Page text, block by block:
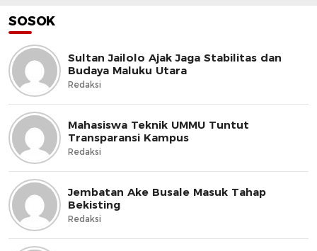
SOSOK
Sultan Jailolo Ajak Jaga Stabilitas dan
Budaya Maluku Utara
Redaksi
Mahasiswa Teknik UMMU Tuntut
Transparansi Kampus
Redaksi
Jembatan Ake Busale Masuk Tahap
Bekisting
Redaksi